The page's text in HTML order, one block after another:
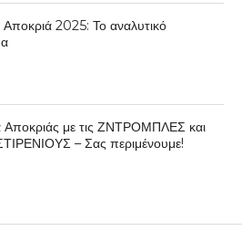
Αποκριά 2025: Το αναλυτικό
Αποκριάς με τις ΖΝΤΡΟΜΠΛΕΣ και
– Σας περιμένουμε!